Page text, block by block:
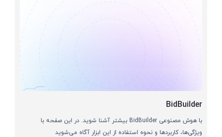
BidBuilder
با هوش مصنوعی BidBuilder بیشتر آشنا شوید. در این صفحه با
ویژگی‌ها، کاربردها و نحوه استفاده از این ابزار آگاه می‌شوید